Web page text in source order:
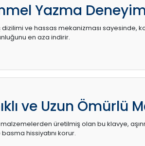
Yazma
ve hassas mekanizması sayesinde,
en aza indirir.
ve Uzun Ömürlü
üretilmiş olan bu klavye,
hissiyatını korur.